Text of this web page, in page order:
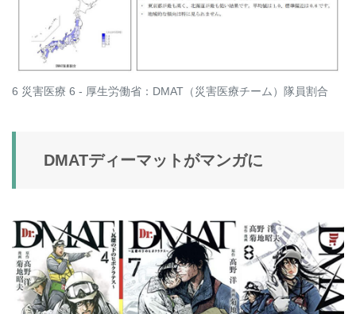
6 災害医療 6 - 厚生労働省：DMAT（災害医療チーム）隊員割合
DMATディーマットがマンガに